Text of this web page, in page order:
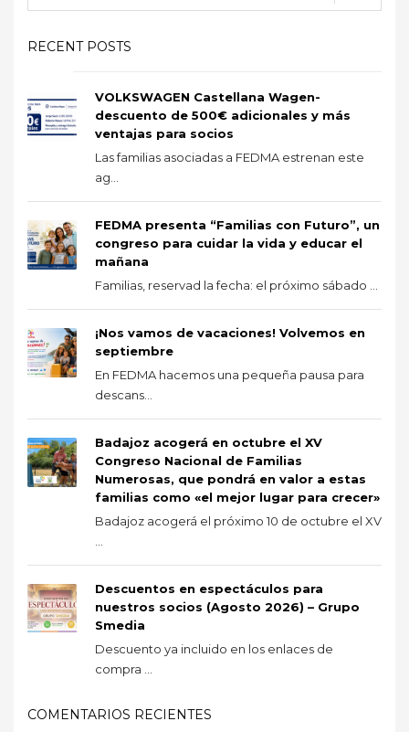
RECENT POSTS
VOLKSWAGEN Castellana Wagen-
descuento de 500€ adicionales y más
ventajas para socios
Las familias asociadas a FEDMA estrenan este
ag...
FEDMA presenta “Familias con Futuro”, un
congreso para cuidar la vida y educar el
mañana
Familias, reservad la fecha: el próximo sábado ...
¡Nos vamos de vacaciones! Volvemos en
septiembre
En FEDMA hacemos una pequeña pausa para
descans...
Badajoz acogerá en octubre el XV
Congreso Nacional de Familias
Numerosas, que pondrá en valor a estas
familias como «el mejor lugar para crecer»
Badajoz acogerá el próximo 10 de octubre el XV
Descuentos en espectáculos para
nuestros socios (Agosto 2026) – Grupo
Smedia
Descuento ya incluido en los enlaces de
compra ...
COMENTARIOS RECIENTES